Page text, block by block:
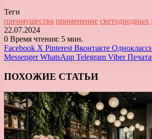
Теги
преимущества применение светодиодных
22.07.2024
0 Время чтения: 5 мин.
Facebook X Pinterest Вконтакте
Messenger WhatsApp Telegram Viber
ПОХОЖИЕ СТАТЬИ